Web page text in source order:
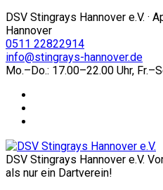
DSV Stingrays Hannover e.V. ·
Hannover
0511 22822914
info@stingrays-hannover.de
Mo.–Do.: 17.00–22.00 Uhr,
DSV Stingrays Hannover e.V.
als nur ein Dartverein!